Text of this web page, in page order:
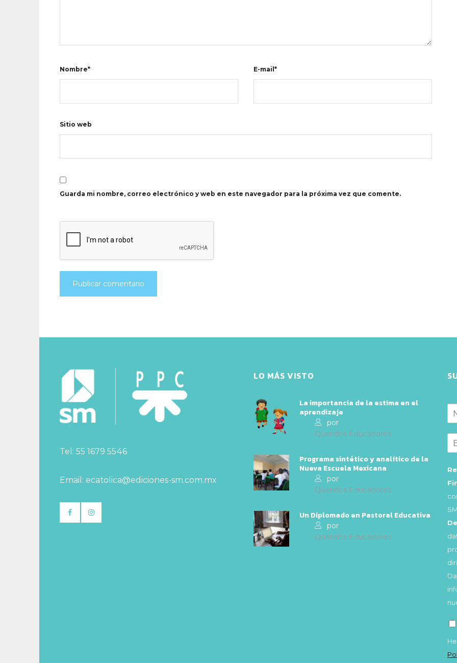
Nombre* E-mail*
Sitio web
Guarda mi nombre, correo electrónico y web en este navegador para la próxima vez que comente.
Tel: 55 1679 5546
Email: ecatolica@ediciones-sm.com.mx
LO MÁS VISTO
La importancia de la estima en el
aprendizaje
por
Queridos Educadores
Programa sintético y analítico de la
Nueva Escuela Mexicana
por
Queridos Educadores
Un Diplomado en Pastoral Educativa
por
Queridos Educadores
SM.